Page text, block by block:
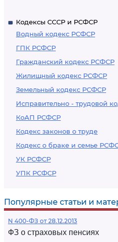
Кодексы СССР и РСФСР
Водный кодекс РСФСР
ГПК РСФСР
Гражданский кодекс РСФСР
Жилищный кодекс РСФСР
Земельный кодекс РСФСР
Исправительно - трудовой
КоАП РСФСР
Кодекс законов о труде
Кодекс о браке и семье
УК РСФСР
УПК РСФСР
Популярные статьи и
N 400-ФЗ от 28.12.2013
ФЗ о страховых пенсиях